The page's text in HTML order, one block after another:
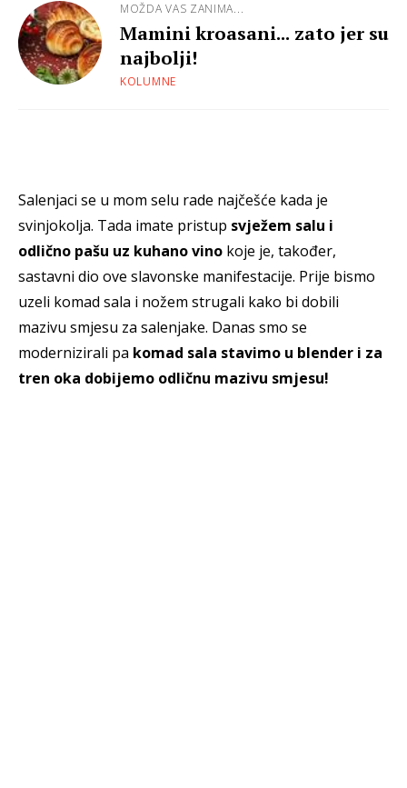
MOŽDA VAS ZANIMA...
Mamini kroasani... zato jer su
najbolji!
KOLUMNE
Salenjaci se u mom selu rade najčešće kada je
svinjokolja. Tada imate pristup svježem salu i
odlično pašu uz kuhano vino koje je, također,
sastavni dio ove slavonske manifestacije. Prije bismo
uzeli komad sala i nožem strugali kako bi dobili
mazivu smjesu za salenjake. Danas smo se
modernizirali pa komad sala stavimo u blender i za
tren oka dobijemo odličnu mazivu smjesu!